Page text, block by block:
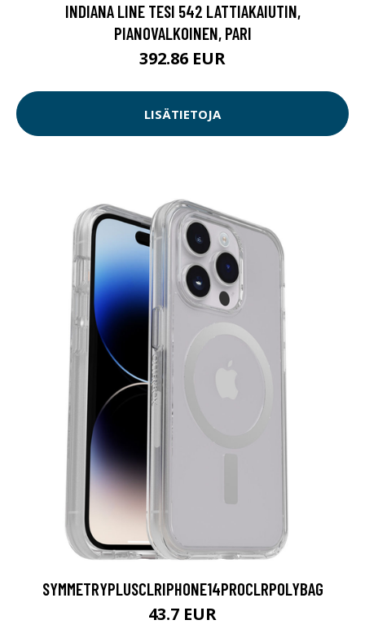
INDIANA LINE TESI 542 LATTIAKAIUTIN,
PIANOVALKOINEN, PARI
392.86 EUR
LISÄTIETOJA
SYMMETRYPLUSCLRIPHONE14PROCLRPOLYBAG
43.7 EUR